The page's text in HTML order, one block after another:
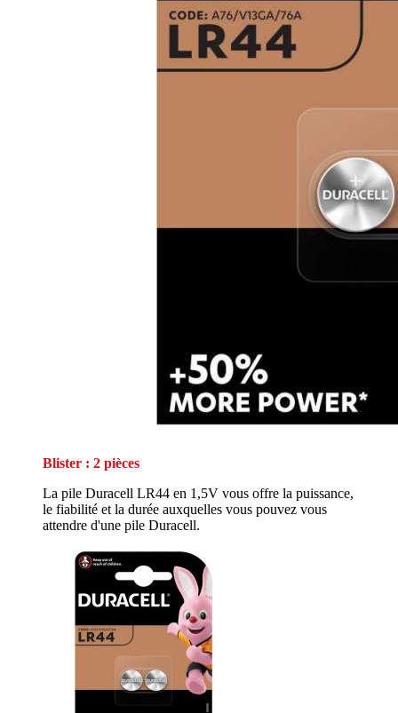
Blister : 2 pièces
La pile Duracell LR44 en 1,5V vous offre la puissance,
le fiabilité et la durée auxquelles vous pouvez vous
attendre d'une pile Duracell.